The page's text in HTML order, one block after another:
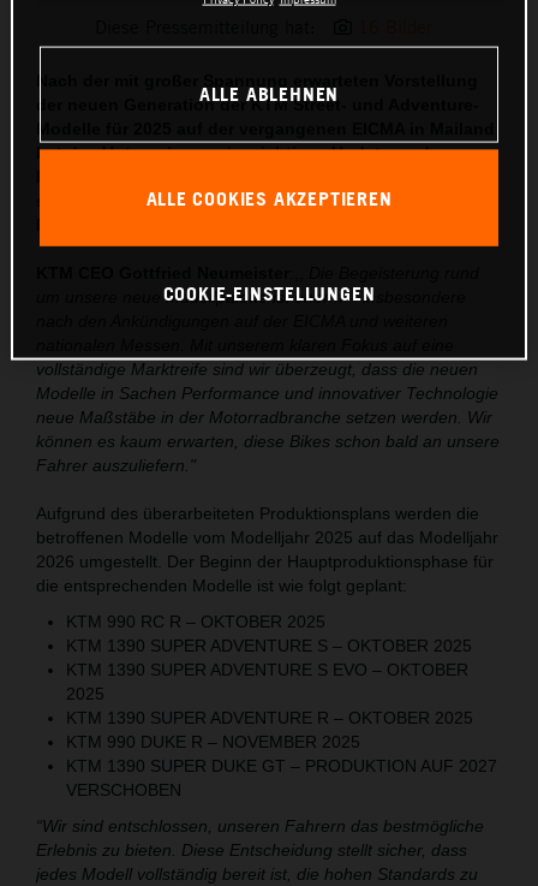
der neuen Generation der KTM Street- und Adventure-
hat das Unternehmen ein wichtiges Update zu den
sich, die finalen Produktionsdaten für ausgewählte
um unsere neue Modellpalette ist enorm – insbesondere
vollständige Marktreife sind wir überzeugt, dass die neuen
Modelle in Sachen Performance und innovativer Technologie
neue Maßstäbe in der Motorradbranche setzen werden. Wir
können es kaum erwarten, diese Bikes schon bald an unsere
Fahrer auszuliefern."
Aufgrund des überarbeiteten Produktionsplans werden die
betroffenen Modelle vom Modelljahr 2025 auf das Modelljahr
2026 umgestellt. Der Beginn der Hauptproduktionsphase für
die entsprechenden Modelle ist wie folgt geplant:
KTM 990 RC R – OKTOBER 2025
KTM 1390 SUPER ADVENTURE S – OKTOBER 2025
KTM 1390 SUPER ADVENTURE S EVO – OKTOBER
2025
KTM 1390 SUPER ADVENTURE R – OKTOBER 2025
KTM 990 DUKE R – NOVEMBER 2025
KTM 1390 SUPER DUKE GT – PRODUKTION AUF 2027
VERSCHOBEN
“Wir sind entschlossen, unseren Fahrern das bestmögliche
Erlebnis zu bieten. Diese Entscheidung stellt sicher, dass
jedes Modell vollständig bereit ist, die hohen Standards zu
ALLE ABLEHNEN
ALLE COOKIES AKZEPTIEREN
COOKIE-EINSTELLUNGEN